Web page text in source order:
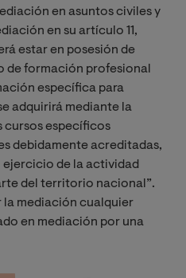
en asuntos civiles y
en su artículo 11,
estar en posesión de
formación profesional
específica para
adquirirá mediante la
cursos específicos
debidamente acreditadas,
ejercicio de la actividad
del territorio nacional”.
la mediación cualquier
en mediación por una